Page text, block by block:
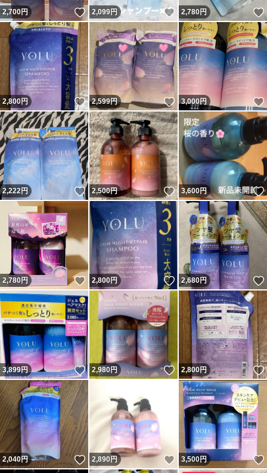
2,700円 いいね！
2,099円 いいね！
2,780円
2,800円 いいね！
2,599円 いいね！
3,000円
2,222円 いいね！
2,500円 いいね！
3,600円
2,780円 いいね！
2,800円 いいね！
2,680円
3,899円 いいね！
2,980円 いいね！
2,800円
2,040円 いいね！
2,890円 いいね！
3,500円